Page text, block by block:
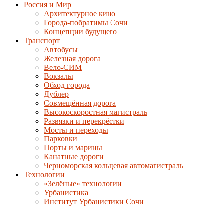
Россия и Мир
Архитектурное кино
Города-побратимы Сочи
Концепции будущего
Транспорт
Автобусы
Железная дорога
Вело-СИМ
Вокзалы
Обход города
Дублер
Совмещённая дорога
Высокоскоростная магистраль
Развязки и перекрёстки
Мосты и переходы
Парковки
Порты и марины
Канатные дороги
Черноморская кольцевая автомагистраль
Технологии
«Зелёные» технологии
Урбанистика
Институт Урбанистики Сочи